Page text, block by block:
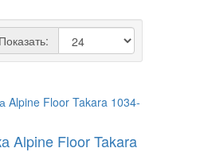
Показать:
Alpine Floor Takara